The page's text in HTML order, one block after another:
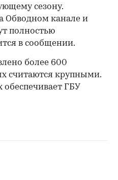
сезону.
Обводном канале и
полностью
в сообщении.
более 600
считаются крупными.
обеспечивает ГБУ